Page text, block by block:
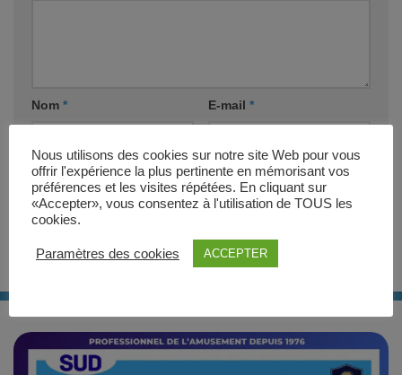
Nom * E-mail *
Site web
Nous utilisons des cookies sur notre site Web pour vous
offrir l'expérience la plus pertinente en mémorisant vos
préférences et les visites répétées. En cliquant sur
«Accepter», vous consentez à l'utilisation de TOUS les
cookies.
Paramètres des cookies ACCEPTER